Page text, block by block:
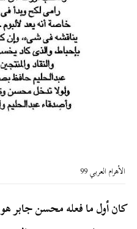
الأهرام العربي 99
كان أول ما فعله محسن جابر